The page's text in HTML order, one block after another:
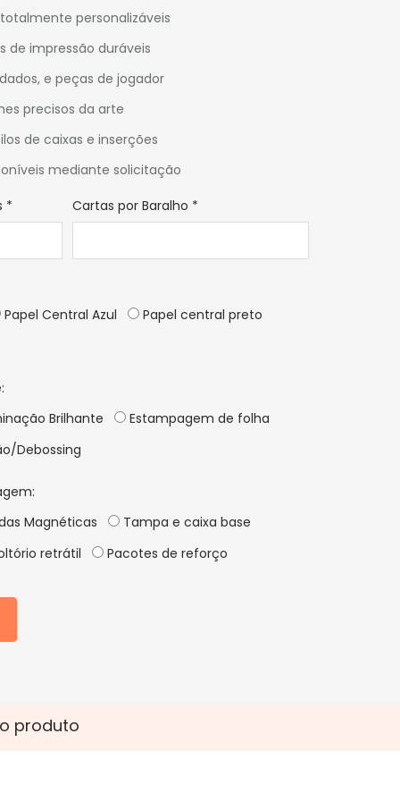
personalizáveis
de impressão duráveis
e peças de jogador
precisos da arte
de caixas e inserções
mediante solicitação
* Cartas por Baralho *
Papel Central Azul Papel central preto
Brilhante
Estampagem de folha
Debossing
Magnéticas
Tampa e caixa base
retrátil
Pacotes de reforço
produto